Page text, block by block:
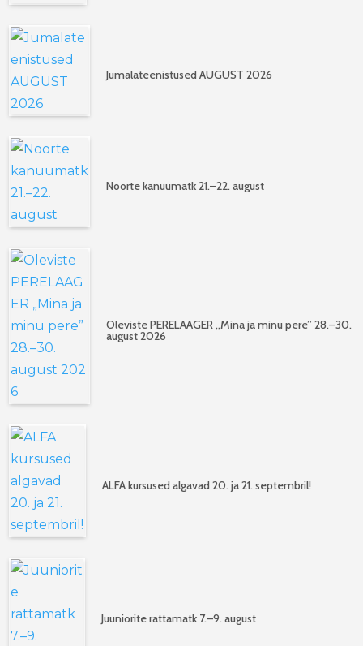
Jumalateenistused AUGUST 2026
Noorte kanuumatk 21.–22. august
Oleviste PERELAAGER „Mina ja minu pere” 28.–30.
august 2026
ALFA kursused algavad 20. ja 21. septembril!
Juuniorite rattamatk 7.–9. august